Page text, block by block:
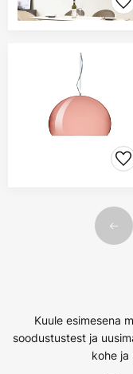
Kuule esimesena
soodustustest ja
kohe ja